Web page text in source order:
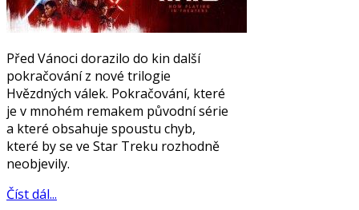
Před Vánoci dorazilo do kin další
pokračování z nové trilogie
Hvězdných válek. Pokračování, které
je v mnohém remakem původní série
a které obsahuje spoustu chyb,
které by se ve Star Treku rozhodně
neobjevily.
Číst dál...